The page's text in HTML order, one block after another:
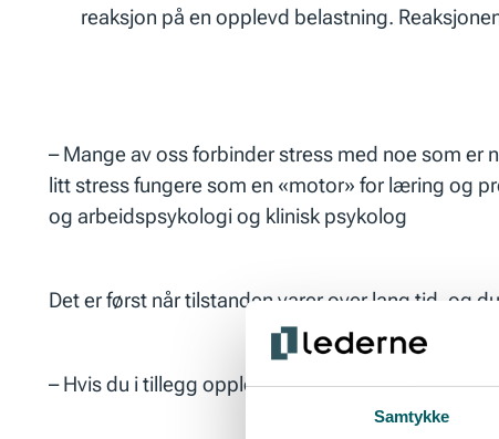
Samtykke
reaksjon på en opplevd belastning.
– Mange av oss forbinder stress med noe som er
litt stress fungere som en «motor» for læring og
og arbeidspsykologi og klinisk psykolog
Det er først når tilstanden varer over lang tid, og
– Hvis du i tillegg opplever uforutsigbarhet og